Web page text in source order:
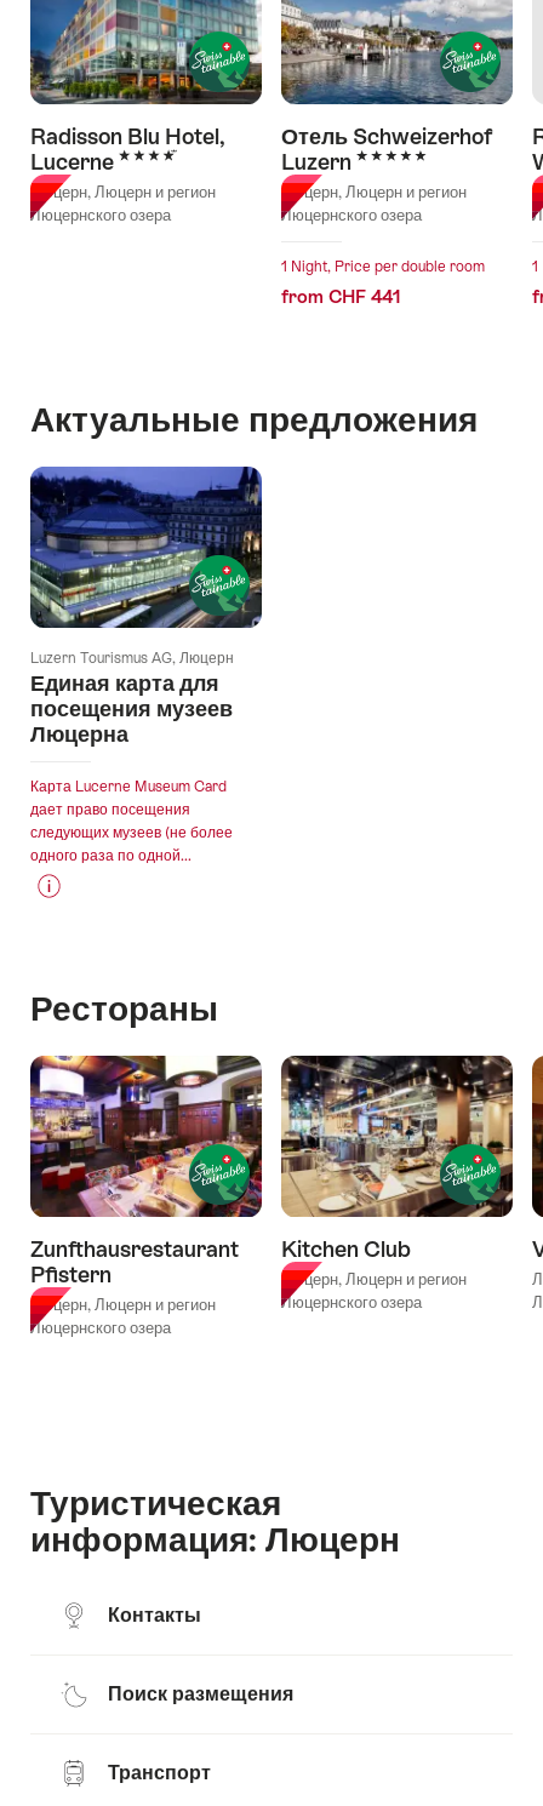
Radisson Blu Hotel,
Lucerne 4 Stars
Люцерн, Люцерн и регион
Люцернского озера
Отель Schweizerhof
Luzern 5 Stars
Люцерн, Люцерн и регион
Люцернского озера
1 Night, Price per double room
from CHF 441
1
Актуальные предложения
Luzern Tourismus AG, Люцерн
Единая карта для
посещения музеев
Люцерна
Карта Lucerne Museum Card
дает право посещения
следующих музеев (не более
одного раза по одной...
карта
посещения
музеев
Люцерна"
Рестораны
Zunfthausrestaurant
Pfistern
Люцерн, Люцерн и регион
Люцернского озера
Kitchen Club
Люцерн, Люцерн и регион
Люцернского озера
Туристическая
информация: Люцерн
Контакты
Поиск размещения
Транспорт